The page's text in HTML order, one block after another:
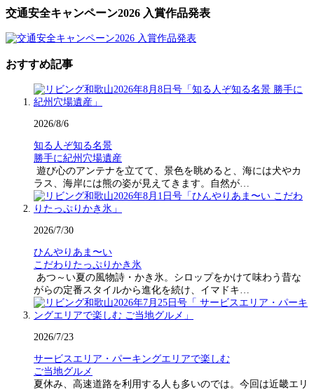
交通安全キャンペーン2026 入賞作品発表
おすすめ記事
2026/8/6
知る人ぞ知る名景
勝手に紀州穴場遺産
遊び心のアンテナを立てて、景色を眺めると、海には犬やカ
ラス、海岸には熊の姿が見えてきます。自然が…
2026/7/30
ひんやりあま〜い
こだわりたっぷりかき氷
あつ～い夏の風物詩・かき氷。シロップをかけて味わう昔な
がらの定番スタイルから進化を続け、イマドキ…
2026/7/23
サービスエリア・パーキングエリアで楽しむ
ご当地グルメ
夏休み、高速道路を利用する人も多いのでは。今回は近畿エリ